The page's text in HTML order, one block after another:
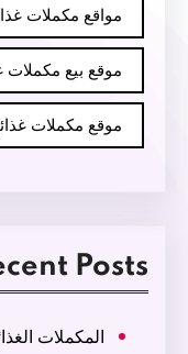
مواقع مكملات
موقع بيع مكملات
موقع مكملات
Posts
المكملات